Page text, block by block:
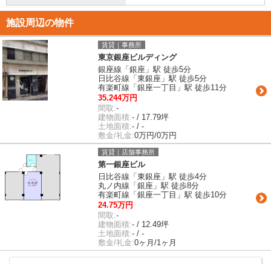
施設周辺の物件
賃貸｜事務所
東京銀座ビルディング
銀座線「銀座」駅 徒歩5分
日比谷線「東銀座」駅 徒歩5分
有楽町線「銀座一丁目」駅 徒歩11分
35.244万円
間取:-
建物面積:- / 17.79坪
土地面積:- / -
敷金/礼金:0万円/0万円
賃貸｜店舗事務所
第一銀座ビル
日比谷線「東銀座」駅 徒歩4分
丸ノ内線「銀座」駅 徒歩8分
有楽町線「銀座一丁目」駅 徒歩10分
24.75万円
間取:-
建物面積:- / 12.49坪
土地面積:- / -
敷金/礼金:0ヶ月/1ヶ月